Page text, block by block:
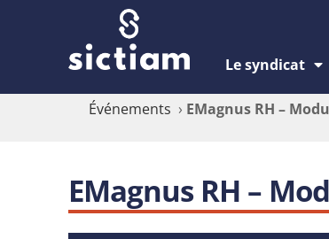
Le syndicat
Événements › EMagnus RH –
EMagnus RH –